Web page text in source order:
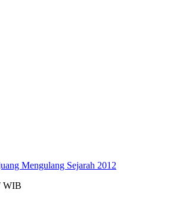
Mengulang Sejarah 2012
WIB